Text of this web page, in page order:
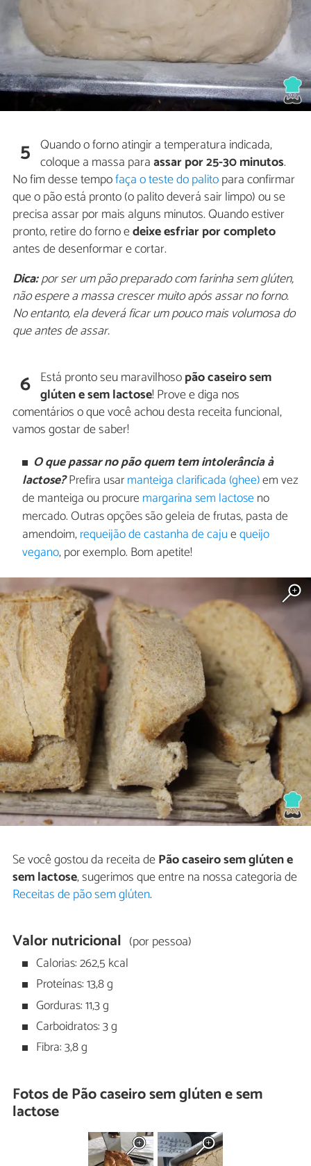
5 Quando o forno atingir a temperatura indicada,
coloque a massa paraassar por 25-30 minutos.
No fim desse tempofaça o teste do palitopara confirmar
que o pão está pronto (o palito deverá sair limpo) ou se
precisa assar por mais alguns minutos. Quando estiver
pronto, retire do forno edeixe esfriar por completo
antes de desenformar e cortar.
Dica:por ser um pão preparado com farinha sem glúten,
não espere a massa crescer muito após assar no forno.
No entanto, ela deverá ficar um pouco mais volumosa do
que antes de assar.
6 Está pronto seu maravilhosopão caseiro sem
glúten e sem lactose! Prove e diga nos
comentários o que você achou desta receita funcional,
vamos gostar de saber!
O que passar no pão quem tem intolerância à
lactose?Prefira usarmanteiga clarificada (ghee)em vez
de manteiga ou procure margarina sem lactose no
mercado. Outras opções são geleia de frutas, pasta de
amendoim,requeijão de castanha de cajuequeijo
vegano, por exemplo. Bom apetite!
Se você gostou da receita dePão caseiro sem glúten e
sem lactose, sugerimos que entre na nossa categoria de
Receitas de pão sem glúten.
Valor nutricional (por pessoa)
Calorias: 262,5 kcal
Proteínas: 13,8 g
Gorduras: 11,3 g
Carboidratos: 3 g
Fibra: 3,8 g
Fotos de Pão caseiro sem glúten e sem
lactose